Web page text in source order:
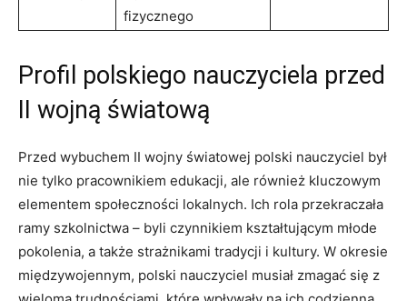
fizycznego
Profil polskiego nauczyciela przed
II wojną światową
Przed wybuchem II wojny światowej polski nauczyciel był
nie tylko pracownikiem edukacji, ale również kluczowym‌
elementem społeczności lokalnych. Ich rola przekraczała
ramy szkolnictwa – byli czynnikiem kształtującym młode
pokolenia, a także strażnikami tradycji ‍i kultury. W okresie
międzywojennym, polski nauczyciel musiał zmagać się z